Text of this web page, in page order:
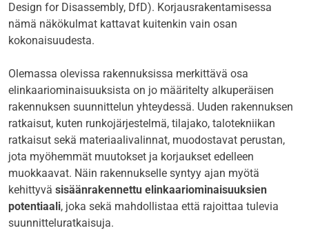
Design for Disassembly, DfD). Korjausrakentamisessa
nämä näkökulmat kattavat kuitenkin vain osan
kokonaisuudesta.
Olemassa olevissa rakennuksissa merkittävä osa
elinkaariominaisuuksista on jo määritelty alkuperäisen
rakennuksen suunnittelun yhteydessä. Uuden rakennuksen
ratkaisut, kuten runkojärjestelmä, tilajako, talotekniikan
ratkaisut sekä materiaalivalinnat, muodostavat perustan,
jota myöhemmät muutokset ja korjaukset edelleen
muokkaavat. Näin rakennukselle syntyy ajan myötä
kehittyvä sisäänrakennettu elinkaariominaisuuksien
potentiaali, joka sekä mahdollistaa että rajoittaa tulevia
suunnitteluratkaisuja.